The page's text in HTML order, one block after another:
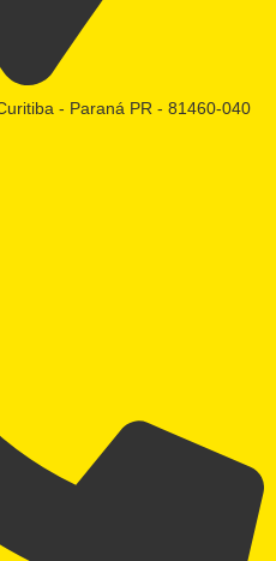
- Paraná PR - 81460-040